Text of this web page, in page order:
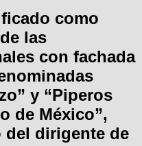
como
las
con fachada
y “Piperos
de México”,
del dirigente de